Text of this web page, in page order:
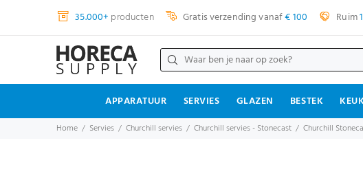
35.000+ producten Gratis verzending vanaf€ 100 Ruim
APPARATUUR SERVIES GLAZEN BESTEK
Home Servies Churchill servies Churchill servies - Stonecast Churchill